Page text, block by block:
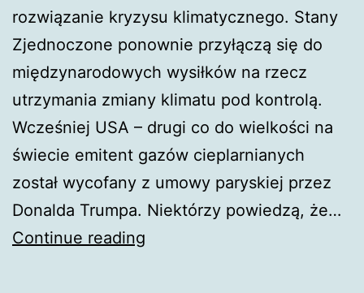
rozwiązanie kryzysu klimatycznego. Stany
Zjednoczone ponownie przyłączą się do
międzynarodowych wysiłków na rzecz
utrzymania zmiany klimatu pod kontrolą.
Wcześniej USA – drugi co do wielkości na
świecie emitent gazów cieplarnianych
został wycofany z umowy paryskiej przez
Donalda Trumpa. Niektórzy powiedzą, że…
Continue reading